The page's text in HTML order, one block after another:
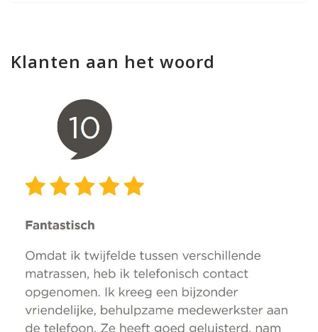
Klanten aan het woord